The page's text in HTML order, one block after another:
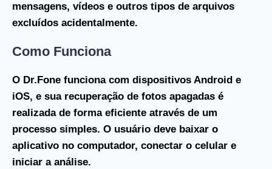
mensagens, vídeos e outros tipos de arquivos
excluídos acidentalmente.
Como Funciona
O Dr.Fone funciona com dispositivos Android e
iOS, e sua recuperação de fotos apagadas é
realizada de forma eficiente através de um
processo simples. O usuário deve baixar o
aplicativo no computador, conectar o celular e
iniciar a análise.